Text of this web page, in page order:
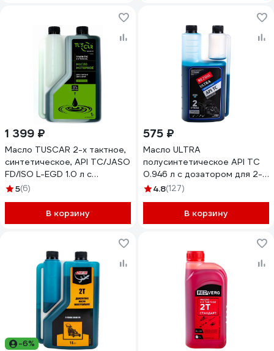
1 399 ₽
Масло TUSCAR 2-х тактное,
синтетическое, API TC/JASO
FD/ISO L-EGD 1.0 л с
дозатором 301023015-10-2
5(6)
В корзину
575 ₽
Масло ULTRA
полусинтетическое API TC
0.946 л с дозатором для 2-
тактных двигателей REZOIL
4.8(127)
В корзину
-6%